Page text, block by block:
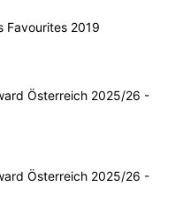
Favourites 2019
Österreich 2025/26 -
Österreich 2025/26 -